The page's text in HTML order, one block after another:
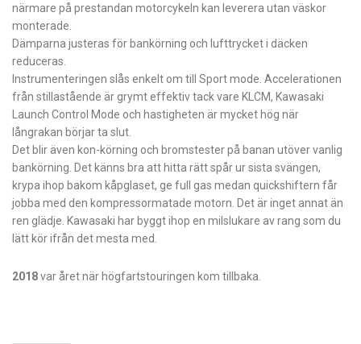
närmare på prestandan motorcykeln kan leverera utan väskor
monterade.
Dämparna justeras för bankörning och lufttrycket i däcken
reduceras.
Instrumenteringen slås enkelt om till Sport mode. Accelerationen
från stillastående är grymt effektiv tack vare KLCM, Kawasaki
Launch Control Mode och hastigheten är mycket hög när
långrakan börjar ta slut.
Det blir även kon-körning och bromstester på banan utöver vanlig
bankörning. Det känns bra att hitta rätt spår ur sista svängen,
krypa ihop bakom kåpglaset, ge full gas medan quickshiftern får
jobba med den kompressormatade motorn. Det är inget annat än
ren glädje. Kawasaki har byggt ihop en milslukare av rang som du
lätt kör ifrån det mesta med.
2018var året när högfartstouringen kom tillbaka.